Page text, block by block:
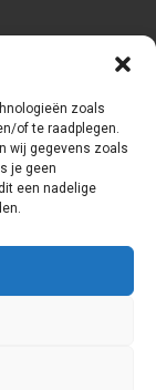
zoals
of te raadplegen.
wij gegevens zoals
je geen
een nadelige